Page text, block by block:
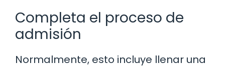
Completa el proceso de
admisión
Normalmente, esto incluye llenar una